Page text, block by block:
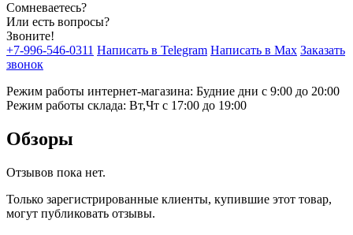
Сомневаетесь?
Или есть вопросы?
Звоните!
+7-996-546-0311 Написать в Telegram Написать в Max Заказать
звонок
Режим работы интернет-магазина: Будние дни с 9:00 до 20:00
Режим работы склада: Вт,Чт с 17:00 до 19:00
Обзоры
Отзывов пока нет.
Только зарегистрированные клиенты, купившие этот товар,
могут публиковать отзывы.